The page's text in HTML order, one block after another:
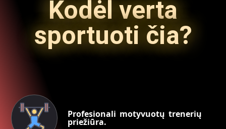
Kodėl verta
sportuoti čia?
Profesionali motyvuotų trenerių
priežiūra.